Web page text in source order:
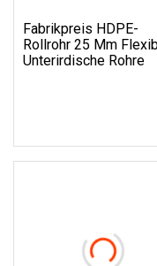
Fabrikpreis HDPE-
Rollrohr 25 Mm
Unterirdische Rohre